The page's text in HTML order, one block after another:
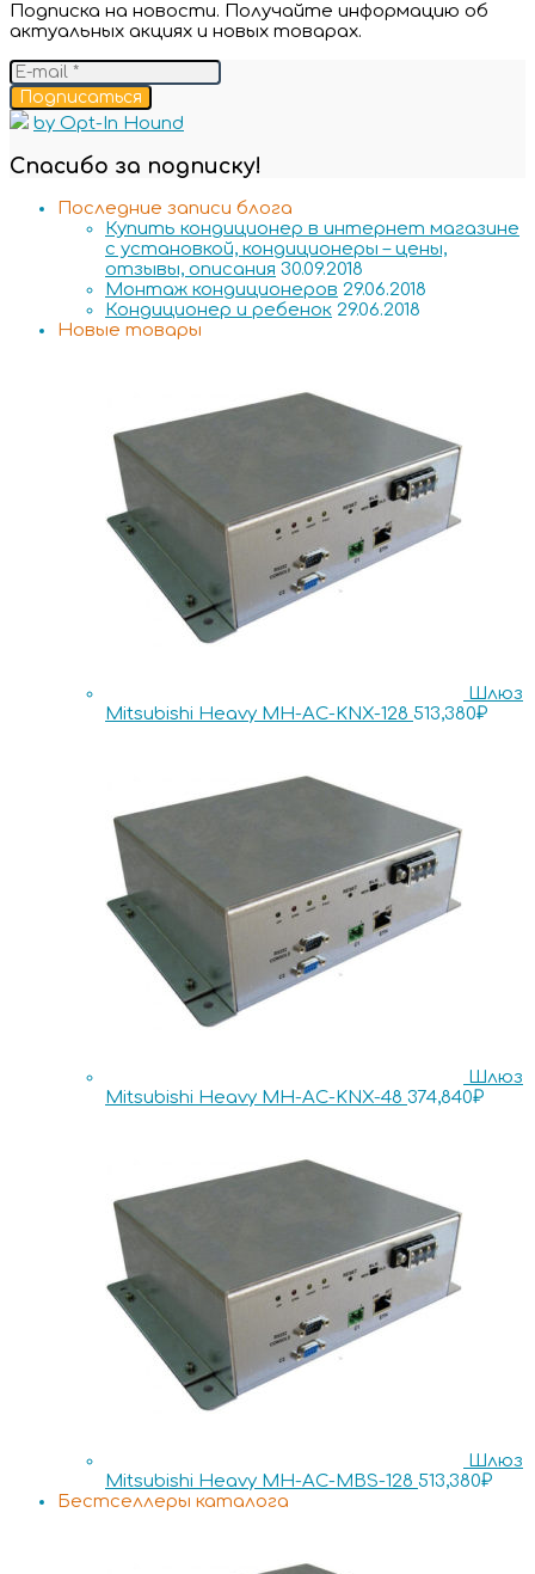
Подписка на новости. Получайте информацию об
актуальных акциях и новых товарах.
Подписаться
by Opt-In Hound
Спасибо за подписку!
Последние записи блога
Купить кондиционер в интернет магазине
с установкой, кондиционеры – цены,
отзывы, описания 30.09.2018
Монтаж кондиционеров 29.06.2018
Кондиционер и ребенок 29.06.2018
Новые товары
Шлюз
Mitsubishi Heavy MH-AC-KNX-128 513,380₽
Шлюз
Mitsubishi Heavy MH-AC-KNX-48 374,840₽
Шлюз
Mitsubishi Heavy MH-AC-MBS-128 513,380₽
Бестселлеры каталога